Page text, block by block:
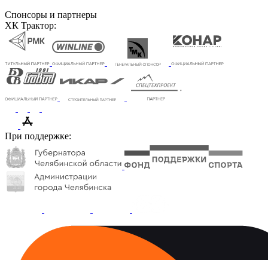
Спонсоры и партнеры
ХК Трактор:
При поддержке: